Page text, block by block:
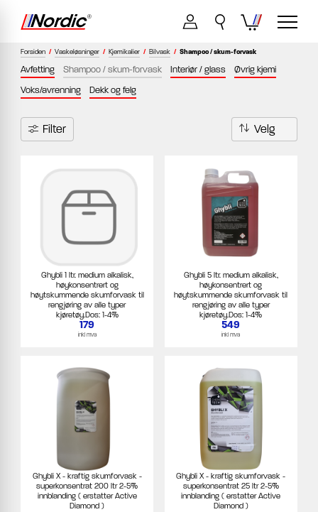
Forsiden / Vaskeløsninger / Kjemikalier / Bilvask / Shampoo / skum-forvask
Avfetting Shampoo / skum-forvask Interiør / glass
Øvrig kjemi
Voks/avrenning
Dekk og felg
Filter
Ghybli 1 ltr. medium alkalisk,
høykonsentrert og
høytskummende skumforvask til
rengjøring av alle typer
kjøretøy.Dos: 1-4%
179
inkl mva
Ghybli 5 ltr. medium alkalisk,
høykonsentrert og
høytskummende skumforvask til
rengjøring av alle typer
kjøretøy.Dos: 1-4%
549
inkl mva
Ghybli X - kraftig skumforvask -
superkonsentrat 200 ltr 2-5%
innblanding ( erstatter Active
Diamond )
Ghybli X - kraftig skumforvask -
superkonsentrat 25 ltr 2-5%
innblanding ( erstatter Active
Diamond )